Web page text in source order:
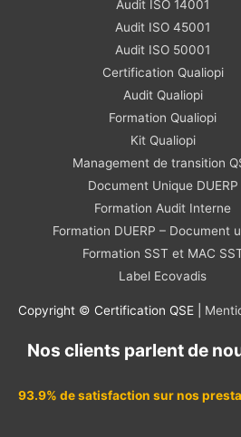
Audit ISO 14001
Audit ISO 45001
Audit ISO 50001
Certification Qualiopi
Audit Qualiopi
Formation Qualiopi
Kit Qualiopi
Management de transition
Document Unique DUERP
Formation Audit Interne
Formation DUERP – Document
Formation SST et MAC
Label Ecovadis
Copyright © Certification QSE |
Nos clients parlent de
93.9% de satisfaction sur nos